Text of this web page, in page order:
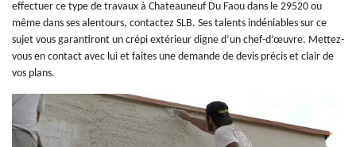
effectuer ce type de travaux à Chateauneuf Du Faou dans le 29520 ou
même dans ses alentours, contactez SLB. Ses talents indéniables sur ce
sujet vous garantiront un crépi extérieur digne d’un chef-d’œuvre. Mettez-
vous en contact avec lui et faites une demande de devis précis et clair de
vos plans.